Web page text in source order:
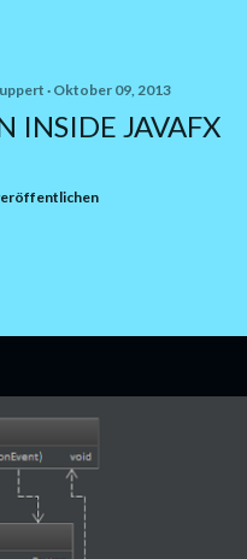
Oktober 09, 2013
INSIDE JAVAFX